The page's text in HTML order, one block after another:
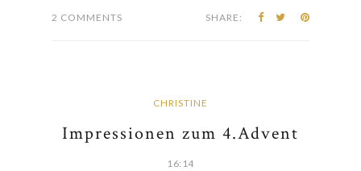
2 COMMENTS SHARE:
CHRISTINE
Impressionen zum 4.Advent
16:14